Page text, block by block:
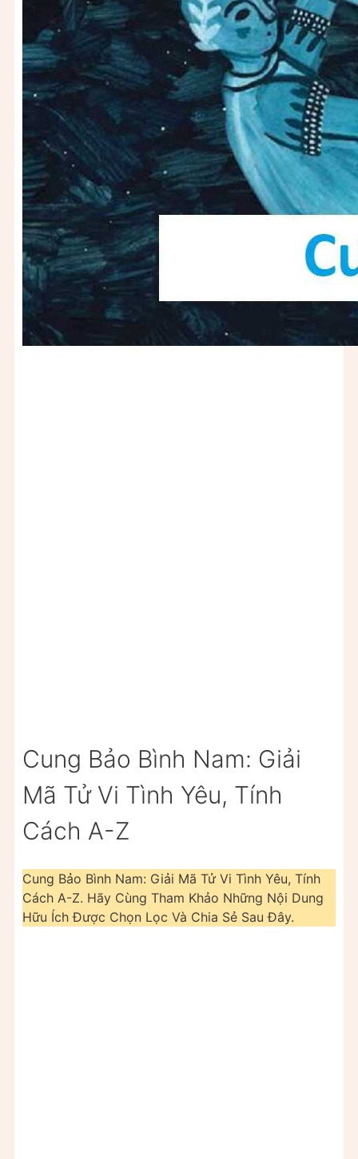
Cung Bảo Bình Nam: Giải
Mã Tử Vi Tình Yêu, Tính
Cách A-Z
Cung Bảo Bình Nam: Giải Mã Tử Vi Tình Yêu, Tính
Cách A-Z. Hãy Cùng Tham Khảo Những Nội Dung
Hữu Ích Được Chọn Lọc Và Chia Sẻ Sau Đây.